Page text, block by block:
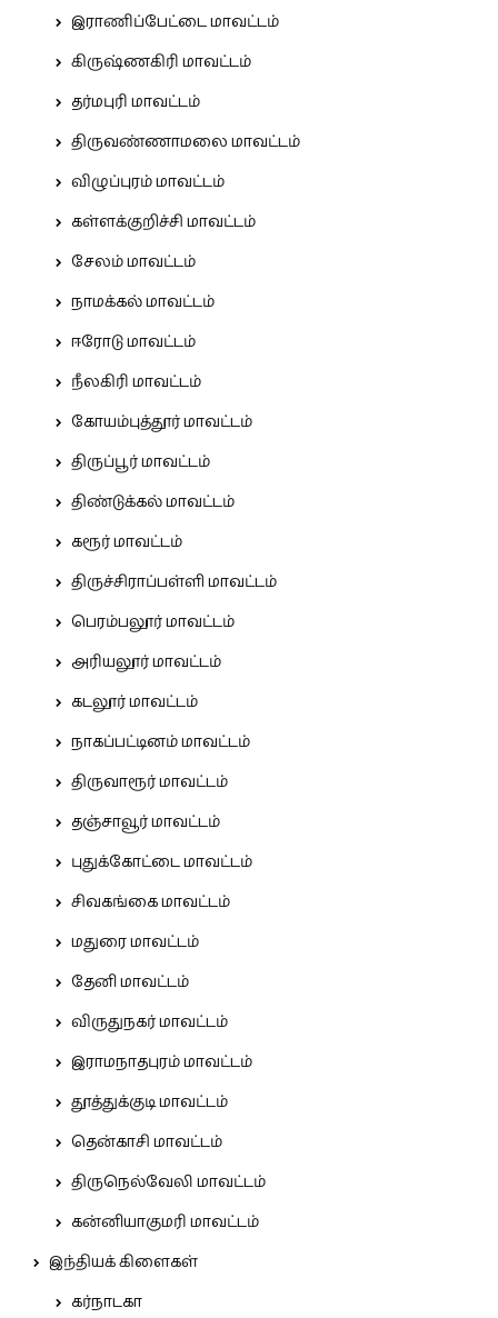
இராணிப்பேட்டை மாவட்டம்
கிருஷ்ணகிரி மாவட்டம்
தர்மபுரி மாவட்டம்
திருவண்ணாமலை மாவட்டம்
விழுப்புரம் மாவட்டம்
கள்ளக்குறிச்சி மாவட்டம்
சேலம் மாவட்டம்
நாமக்கல் மாவட்டம்
ஈரோடு மாவட்டம்
நீலகிரி மாவட்டம்
கோயம்புத்தூர் மாவட்டம்
திருப்பூர் மாவட்டம்
திண்டுக்கல் மாவட்டம்
கரூர் மாவட்டம்
திருச்சிராப்பள்ளி மாவட்டம்
பெரம்பலூர் மாவட்டம்
அரியலூர் மாவட்டம்
கடலூர் மாவட்டம்
நாகப்பட்டினம் மாவட்டம்
திருவாரூர் மாவட்டம்
தஞ்சாவூர் மாவட்டம்
புதுக்கோட்டை மாவட்டம்
சிவகங்கை மாவட்டம்
மதுரை மாவட்டம்
தேனி மாவட்டம்
விருதுநகர் மாவட்டம்
இராமநாதபுரம் மாவட்டம்
தூத்துக்குடி மாவட்டம்
தென்காசி மாவட்டம்
திருநெல்வேலி மாவட்டம்
கன்னியாகுமரி மாவட்டம்
இந்தியக் கிளைகள்
கர்நாடகா